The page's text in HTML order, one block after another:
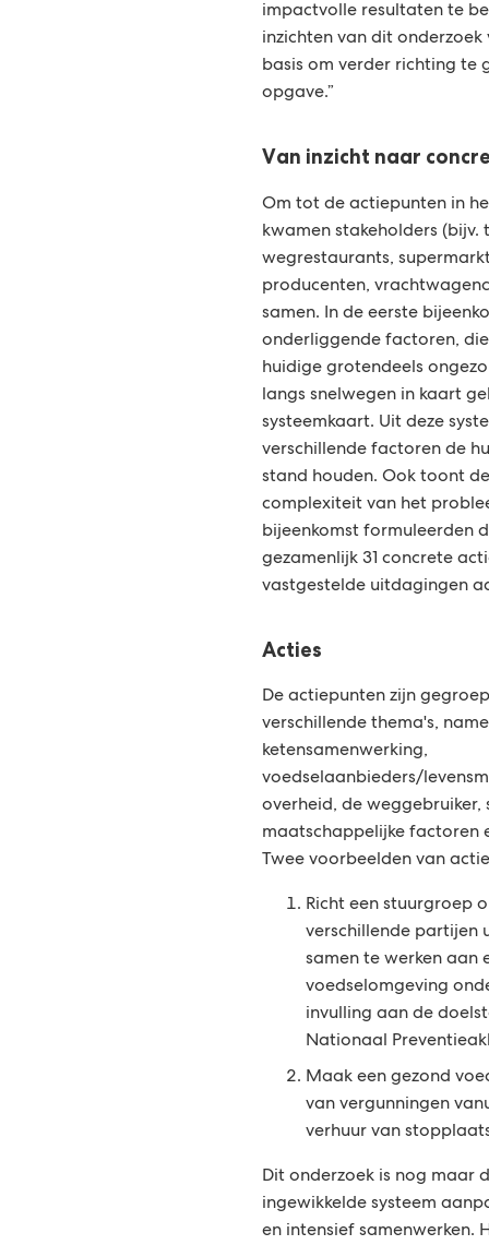
impactvolle resultaten te
inzichten van dit onderzoek
basis om verder richting te
opgave.”
Van inzicht naar
Om tot de actiepunten in
kwamen stakeholders (bijv.
wegrestaurants,
producenten,
samen. In de eerste
onderliggende factoren,
huidige grotendeels
langs snelwegen in kaart
systeemkaart. Uit deze
verschillende factoren de
stand houden. Ook toont
complexiteit van het
bijeenkomst formuleerden
gezamenlijk 31 concrete
vastgestelde uitdagingen
Acties
De actiepunten zijn
verschillende thema's,
ketensamenwerking,
voedselaanbieders/
overheid, de weggebruiker,
maatschappelijke factoren
Twee voorbeelden van
Richt een stuurgroep
verschillende partijen
samen te werken aan
voedselomgeving
invulling aan de
Nationaal
Maak een gezond
van vergunningen
verhuur van
Dit onderzoek is nog maar
ingewikkelde systeem
en intensief samenwerken.